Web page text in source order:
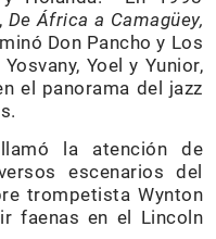
De África a Camagüey,
Don Pancho y Los
Yoel y Yunior,
el panorama del jazz
la atención de
escenarios del
trompetista Wynton
faenas en el Lincoln